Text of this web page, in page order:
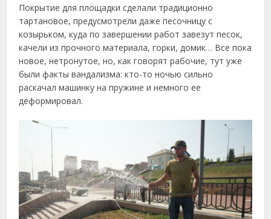
Покрытие для площадки сделали традиционно
тартановое, предусмотрели даже песочницу с
козырьком, куда по завершении работ завезут песок,
качели из прочного материала, горки, домик… Все пока
новое, нетронутое, но, как говорят рабочие, тут уже
были факты вандализма: кто-то ночью сильно
раскачал машинку на пружине и немного ее
деформировал.